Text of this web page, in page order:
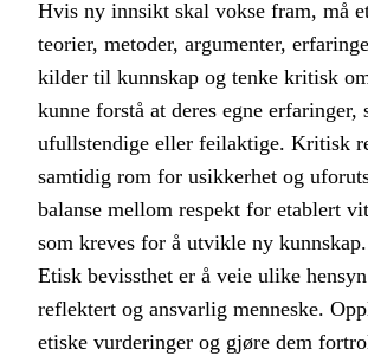
Hvis ny innsikt skal vokse fram, må
teorier, metoder, argumenter,
kilder til kunnskap og tenke kritisk
kunne forstå at deres egne
ufullstendige eller feilaktige. Kritisk
samtidig rom for usikkerhet og
balanse mellom respekt for etablert
som kreves for å utvikle ny kunnskap.
Etisk bevissthet er å veie ulike
reflektert og ansvarlig menneske.
etiske vurderinger og gjøre dem